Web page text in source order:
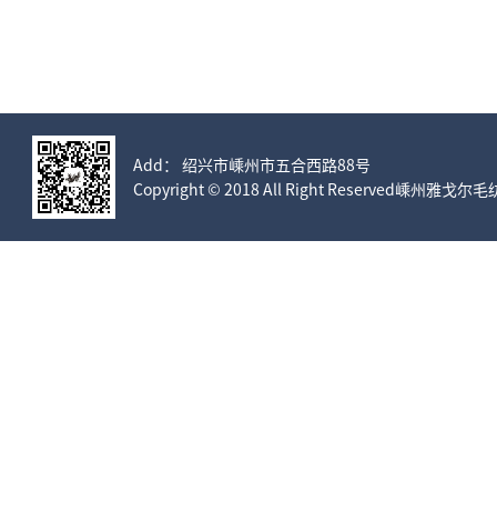
Add： 绍兴市嵊州市五合西路88号
Copyright © 2018 All Right Reserved嵊州雅戈尔毛